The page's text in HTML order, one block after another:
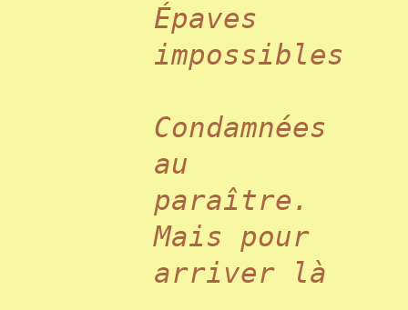
Épaves
impossibles
Condamnées
au
paraître.
Mais pour
arriver là